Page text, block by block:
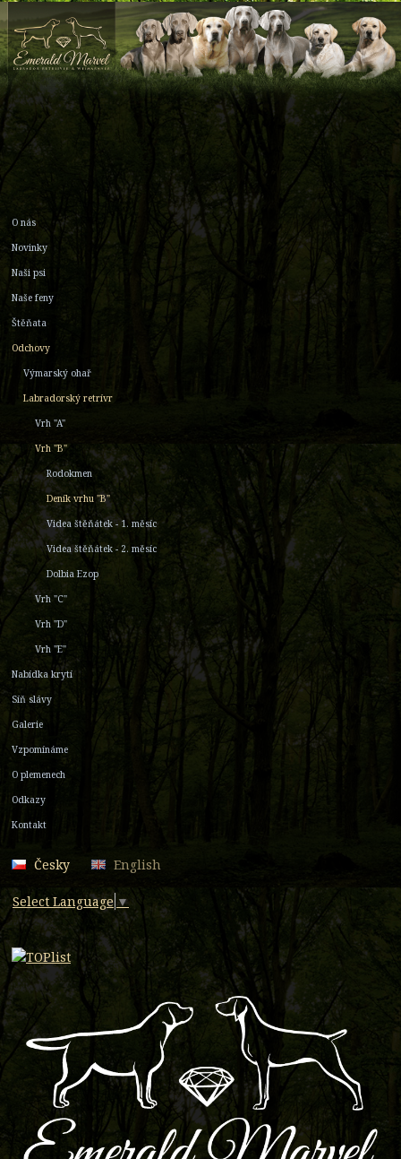
O nás
Novinky
Naši psi
Naše feny
Štěňata
Odchovy
Výmarský ohař
Labradorský retrívr
Vrh "A"
Vrh "B"
Rodokmen
Deník vrhu "B"
Videa štěňátek - 1. měsíc
Videa štěňátek - 2. měsíc
Dolbia Ezop
Vrh "C"
Vrh "D"
Vrh "E"
Nabídka krytí
Síň slávy
Galerie
Vzpomínáme
O plemenech
Odkazy
Kontakt
Česky English
Select Language ▼